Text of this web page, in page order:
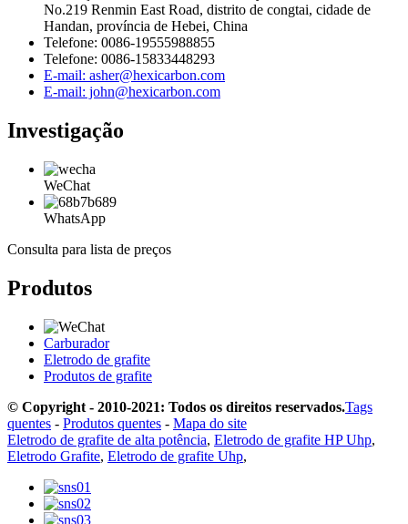
No.219 Renmin East Road, distrito de congtai, cidade de
Handan, província de Hebei, China
Telefone: 0086-19555988855
Telefone: 0086-15833448293
E-mail: asher@hexicarbon.com
E-mail: john@hexicarbon.com
Investigação
WeChat
WhatsApp
Consulta para lista de preços
Produtos
Carburador
Eletrodo de grafite
Produtos de grafite
© Copyright - 2010-2021: Todos os direitos reservados.Tags
quentes - Produtos quentes - Mapa do site
Eletrodo de grafite de alta potência, Eletrodo de grafite HP Uhp,
Eletrodo Grafite, Eletrodo de grafite Uhp,